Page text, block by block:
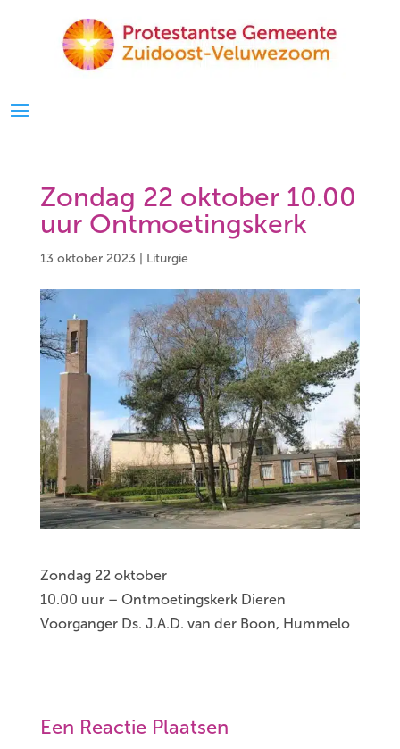
Zondag 22 oktober 10.00
uur Ontmoetingskerk
13 oktober 2023 Liturgie
Zondag 22 oktober
10.00 uur – Ontmoetingskerk Dieren
Voorganger Ds. J.A.D. van der Boon, Hummelo
Een Reactie Plaatsen